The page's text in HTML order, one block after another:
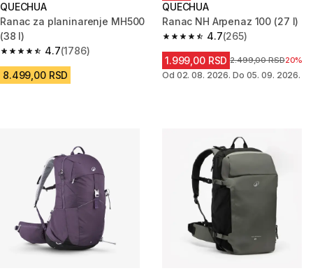
QUECHUA
Ranac za planinarenje MH500
(38 l)
4.7
4.7 od 5 zvezdica from 1786 Recenzije
(1786)
8.499,00 RSD
QUECHUA
Ranac NH Arpenaz 100 (27 l)
4.7
4.7 od 5 zvezdica from 265
(265)
1.999,00 RSD Cena pre sniženja
2.499,00 RSD20%
Od 02. 08. 2026. Do 05. 09. 2026.